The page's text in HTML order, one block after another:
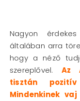
Nagyon
általában arra
hogy a néző
szereplővel. Az
tisztán
Mindenkinek